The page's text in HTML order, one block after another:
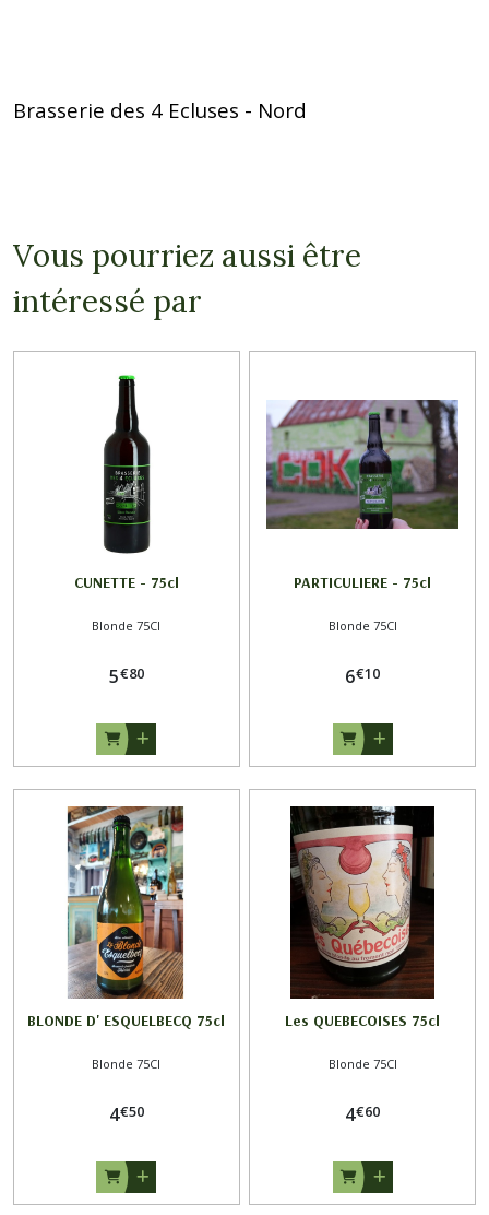
Brasserie des 4 Ecluses - Nord
Vous pourriez aussi être
intéressé par
CUNETTE - 75cl
Blonde 75Cl
5€80
PARTICULIERE - 75cl
Blonde 75Cl
6€10
BLONDE D' ESQUELBECQ 75cl
Blonde 75Cl
4€50
Les QUEBECOISES 75cl
Blonde 75Cl
4€60